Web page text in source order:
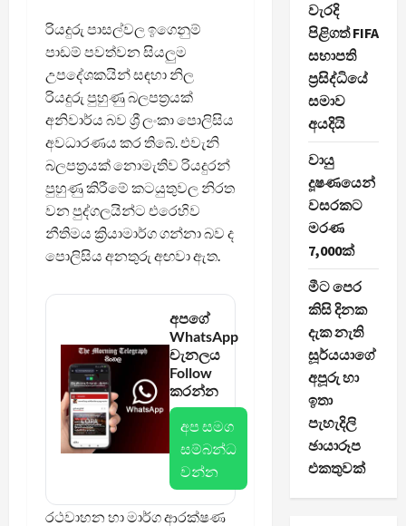
රියදුරු පාසල්වල ඉගෙනුම්
පාඩම් පවත්වන සියලුම
උපදේශකයින් සඳහා නිල
රියදුරු පුහුණු බලපත්‍රයක්
අනිවාර්ය බව ශ්‍රී ලංකා පොලිසිය
අවධාරණය කර තිබේ. එවැනි
බලපත්‍රයක් නොමැතිව රියදුරන්
පුහුණු කිරීමේ කටයුතුවල නිරත
වන පුද්ගලයින්ට එරෙහිව
නීතිමය ක්‍රියාමාර්ග ගන්නා බව ද
පොලිසිය අනතුරු අඟවා ඇත.
අපගේ
WhatsApp
චැනලය
Follow
කරන්න
අප සමග
සම්බන්ධ
වන්න
රථවාහන හා මාර්ග ආරක්ෂණ
වැරදි
පිළිගත් FIFA
සභාපති
ප්‍රසිද්ධියේ
සමාව
අයදියි
වායු
දූෂණයෙන්
වසරකට
මරණ
7,000ක්
මීට පෙර
කිසි දිනක
දැක නැති
සූර්යයාගේ
අපූරු හා
ඉතා
පැහැදිලි
ඡායාරූප
එකතුවක්